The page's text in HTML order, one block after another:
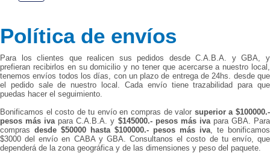
Política de envíos
Para los clientes que realicen sus pedidos desde C.A.B.A. y GBA, y
prefieran recibirlos en su domicilio y no tener que acercarse a nuestro local,
tenemos envíos todos los días, con un plazo de entrega de 24hs. desde que
el pedido sale de nuestro local. Cada envío tiene trazabilidad para que
puedas hacer el seguimiento.
Bonificamos el costo de tu envío en compras de valor superior a $100000.-
pesos más iva para C.A.B.A. y $145000.- pesos más ivapara GBA. Para
compras desde $50000 hasta $100000.- pesos más iva , te bonificamos
$3000 del envío en CABA y GBA. Consultanos el costo de tu envío, que
dependerá de la zona geográfica y de las dimensiones y peso del paquete.